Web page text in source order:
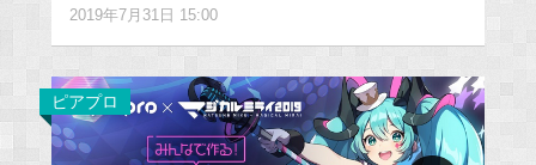
2019年7月31日 15:00
ピアプロ